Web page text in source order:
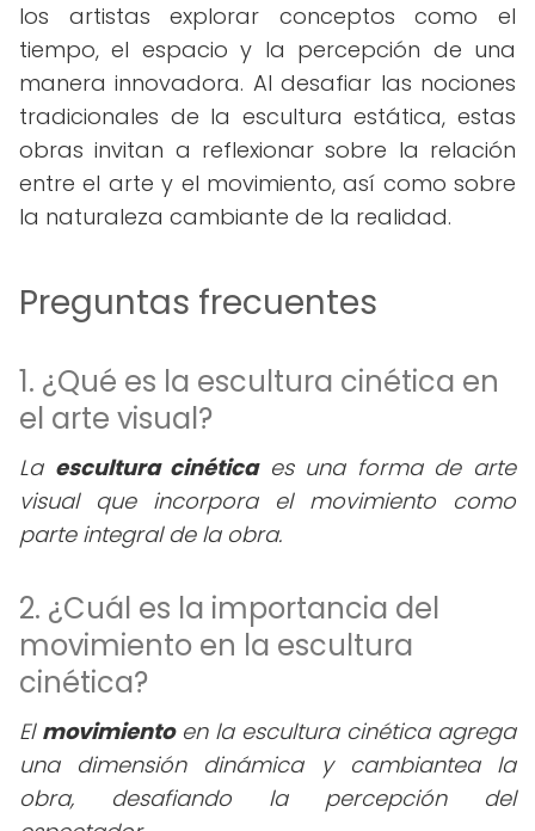
los artistas explorar conceptos como el
tiempo, el espacio y la percepción de una
manera innovadora. Al desafiar las nociones
tradicionales de la escultura estática, estas
obras invitan a reflexionar sobre la relación
entre el arte y el movimiento, así como sobre
la naturaleza cambiante de la realidad.
Preguntas frecuentes
1. ¿Qué es la escultura cinética en
el arte visual?
La escultura cinéticaes una forma de arte
visual que incorpora el movimiento como
parte integral de la obra.
2. ¿Cuál es la importancia del
movimiento en la escultura
cinética?
El movimientoen la escultura cinética agrega
una dimensión dinámica y cambiantea la
obra, desafiando la percepción del